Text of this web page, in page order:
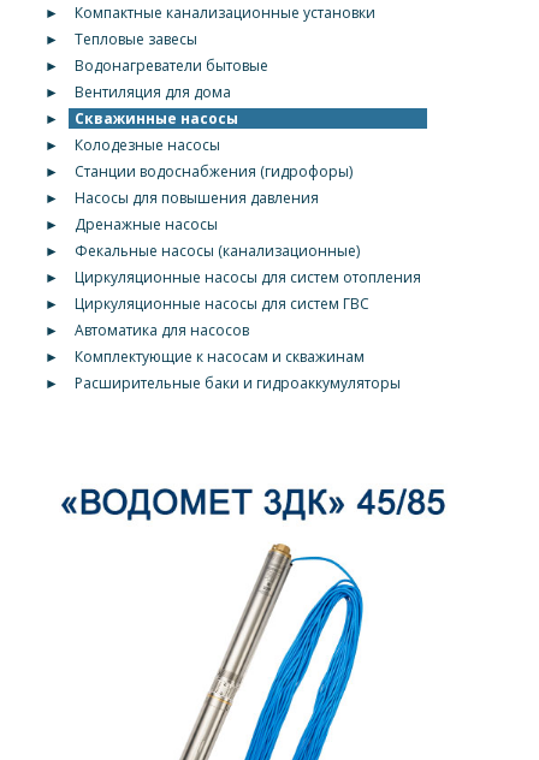
►
Компактные канализационные установки
►
Тепловые завесы
►
Водонагреватели бытовые
►
Вентиляция для дома
►
Скважинные насосы
►
Колодезные насосы
►
Станции водоснабжения (гидрофоры)
►
Насосы для повышения давления
►
Дренажные насосы
►
Фекальные насосы (канализационные)
►
Циркуляционные насосы для систем отопления
►
Циркуляционные насосы для систем ГВС
►
Автоматика для насосов
►
Комплектующие к насосам и скважинам
►
Расширительные баки и гидроаккумуляторы